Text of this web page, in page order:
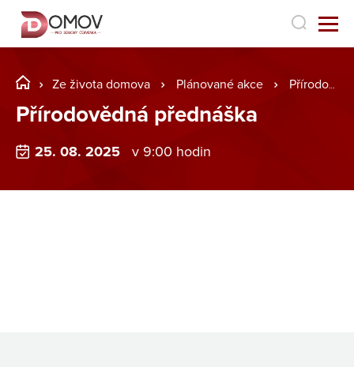
Ze života domova Plánované akce Přírodovědná přednáška
Přírodovědná přednáška
25. 08. 2025 v 9:00 hodin